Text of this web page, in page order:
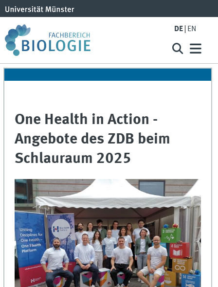
DE EN
One Health in Action -
Angebote des ZDB beim
Schlauraum 2025